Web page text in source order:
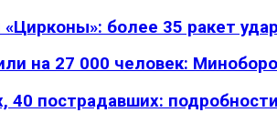
более 35 ракет
на 27 000 человек:
40 пострадавших: